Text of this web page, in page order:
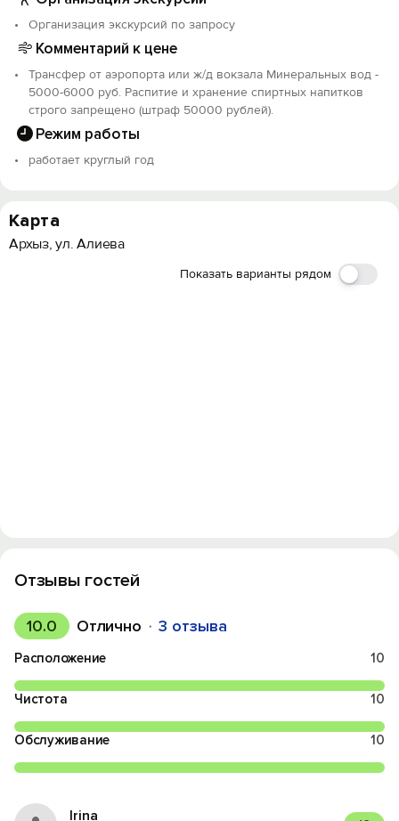
Организация экскурсий по запросу
Комментарий к цене
Трансфер от аэропорта или ж/д вокзала Минеральных вод -
5000-6000 руб. Распитие и хранение спиртных напитков
строго запрещено (штраф 50000 рублей).
Режим работы
работает круглый год
Карта
Архыз, ул. Алиева
Показать варианты рядом
Отзывы гостей
10.0 Отлично 3 отзыва
Расположение 10
Чистота 10
Обслуживание 10
Irina